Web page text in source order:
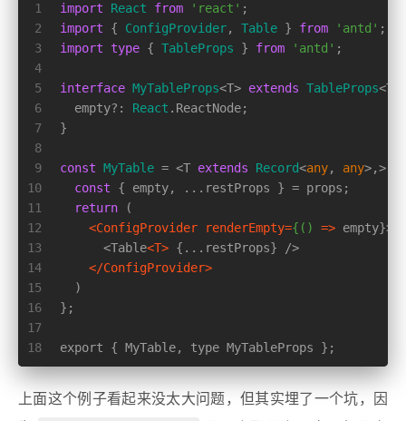
1
2
3
4
5
6
7
8
9
10
11
12
13
14
15
16
17
18
import React from 'react' ;
import { ConfigProvider, Table } from 'antd' ;
import
type { TableProps } from 'antd' ;
interface MyTableProps<T> extends TableProps
  empty?:
React . ReactNode;
}
const MyTable = <T extends Record<any, any>,>
const { empty, ...restProps } = props;
return (
<ConfigProvider renderEmpty={() => empty}>
      <Table
<T> {...restProps} />
</ConfigProvider>
  )
};
export { MyTable, type MyTableProps };
上面这个例子看起来没太大问题，但其实埋了一个坑，因